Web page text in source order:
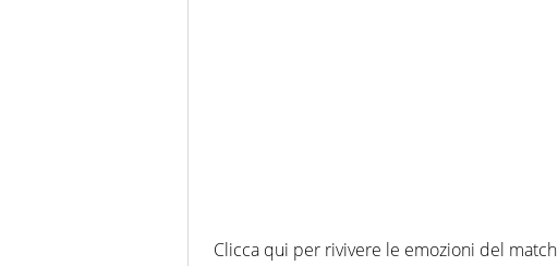
Clicca qui per rivivere le emozioni del match